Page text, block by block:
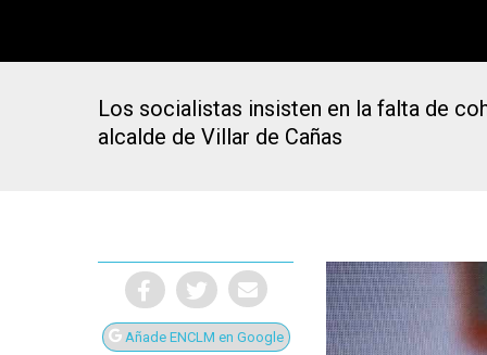
Presiona Intro para buscar o ESC para cerrar
Los socialistas insisten en la falta de
alcalde de Villar de Cañas
Añade ENCLM en Google